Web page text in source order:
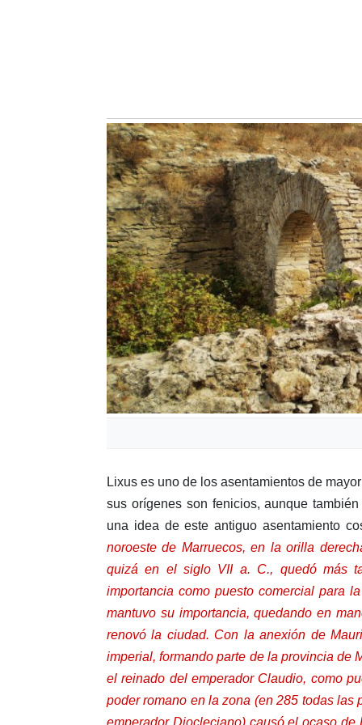
Lixus es uno de los asentamientos de
sus orígenes son fenicios, aunque
una idea de este antiguo asentamiento
noroeste de Marruecos, en la orilla
quizá en el siglo VII a. C., quedó más
importancia como puesto comercial para
mantuvo su importancia, quedando en
renovó la ciudad. Con la anexión de
imperial, formando parte de la provincia de
el reinado del emperador Claudio, como
poder romano en la zona (en 285 todas
emperador Diocleciano) causó el ocaso